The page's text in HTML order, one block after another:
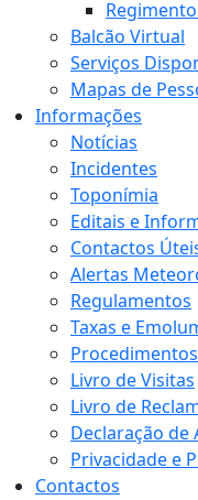
Balcão Virtual
Serviços
Mapas de
Informações
Notícias
Incidentes
Toponímia
Editais e
Contactos
Alertas
Regulamentos
Taxas e
Livro de Visitas
Livro de
Declaração de
Privacidade e
Contactos